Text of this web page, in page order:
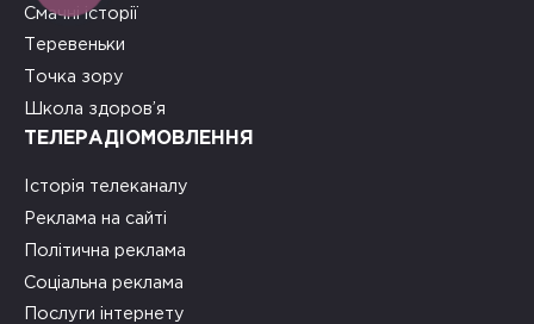
Смачні історії
Теревеньки
Точка зору
Школа здоров’я
ТЕЛЕРАДІОМОВЛЕННЯ
Історія телеканалу
Реклама на сайті
Політична реклама
Соціальна реклама
Послуги інтернету